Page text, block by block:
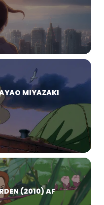
MIYAZAKI
(2010) AF